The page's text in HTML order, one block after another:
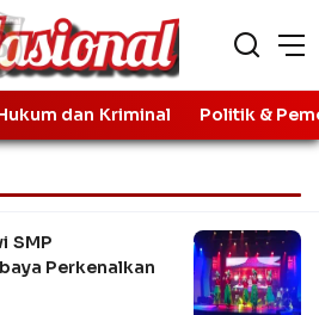
dan Kriminal Politik &
SMP
Perkenalkan